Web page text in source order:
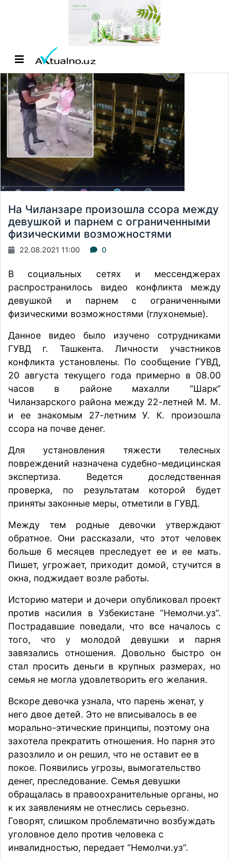
На Чиланзаре произошла ссора между
девушкой и парнем с ограниченными
физическими возможностями
22.08.2021 11:00 0
В социальных сетях и мессенджерах
распространилось видео конфликта между
девушкой и парнем с ограниченными
физическими возможностями (глухонемые).
Данное видео было изучено сотрудниками
ГУВД г. Ташкента. Личности участников
конфликта установлены. По сообщение ГУВД,
20 августа текущего года примерно в 08.00
часов в районе махалли “Шарк”
Чиланзарского района между 22-летней М. М.
и ее знакомым 27-летним У. К. произошла
ссора на почве денег.
Для установления тяжести телесных
повреждений назначена судебно-медицинская
экспертиза. Ведется доследственная
проверка, по результатам которой будет
приняты законные меры, отметили в ГУВД.
Между тем родные девочки утверждают
обратное. Они рассказали, что этот человек
больше 6 месяцев преследует ее и ее мать.
Пишет, угрожает, приходит домой, стучится в
окна, поджидает возле работы.
Историю матери и дочери опубликовал проект
против насилия в Узбекистане “Немолчи.уз”.
Пострадавшие поведали, что все началось с
того, что у молодой девушки и парня
завязались отношения. Довольно быстро он
стал просить деньги в крупных размерах, но
семья не могла удовлетворить его желания.
Вскоре девочка узнала, что парень женат, у
него двое детей. Это не вписывалось в ее
морально-этические принципы, поэтому она
захотела прекратить отношения. Но парня это
разозлило и он решил, что не оставит ее в
покое. Появились угрозы, вымогательство
денег, преследование. Семья девушки
обращалась в правоохранительные органы, но
к их заявлениям не отнеслись серьезно.
Говорят, слишком проблематично возбуждать
уголовное дело против человека с
инвалидностью, передает “Немолчи.уз”.